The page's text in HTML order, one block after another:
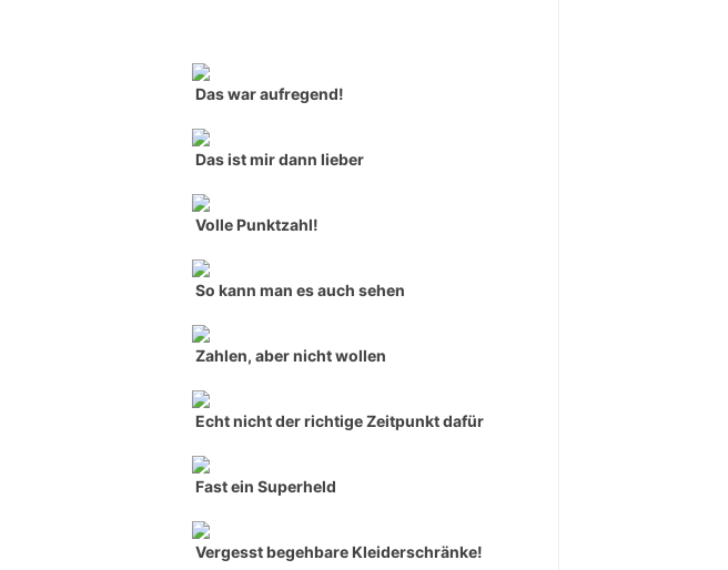
Das war aufregend!
Das ist mir dann lieber
Volle Punktzahl!
So kann man es auch sehen
Zahlen, aber nicht wollen
Echt nicht der richtige Zeitpunkt dafür
Fast ein Superheld
Vergesst begehbare Kleiderschränke!